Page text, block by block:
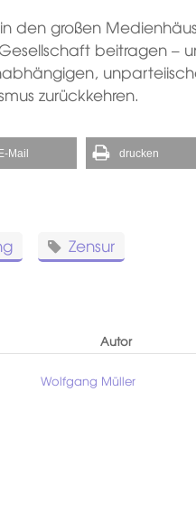
den großen
beitragen –
zurückkehren.
Mail drucken
Zensur
Autor
Wolfgang Müller